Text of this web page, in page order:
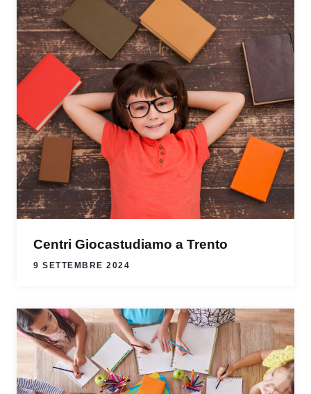
Centri Giocastudiamo a Trento
9 SETTEMBRE 2024